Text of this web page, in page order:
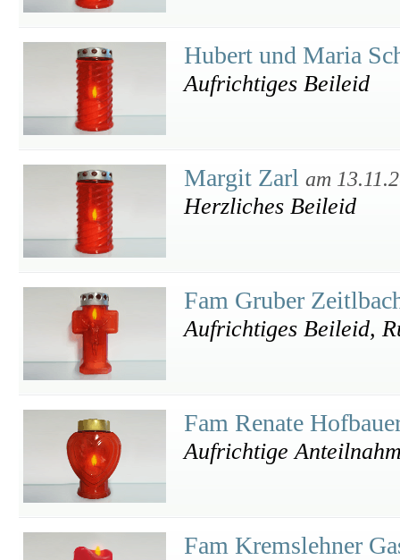
Hubert und Maria
Aufrichtiges Beileid
Margit Zarl am
Herzliches Beileid
Fam Gruber
Aufrichtiges Beileid,
Fam Renate
Aufrichtige
Fam Kremslehner